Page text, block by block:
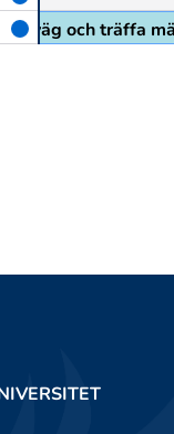
iväg och träffa